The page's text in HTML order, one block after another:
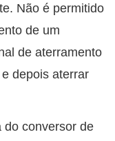
Não é permitido
de um
de aterramento
depois aterrar
do conversor de